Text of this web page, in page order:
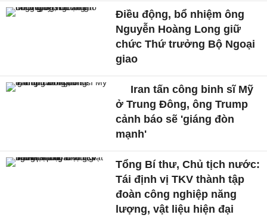
Điều động, bổ nhiệm ông
Nguyễn Hoàng Long giữ
chức Thứ trưởng Bộ Ngoại
giao
Iran tấn công binh sĩ Mỹ
ở Trung Đông, ông Trump
cảnh báo sẽ 'giáng đòn
mạnh'
Tổng Bí thư, Chủ tịch nước:
Tái định vị TKV thành tập
đoàn công nghiệp năng
lượng, vật liệu hiện đại